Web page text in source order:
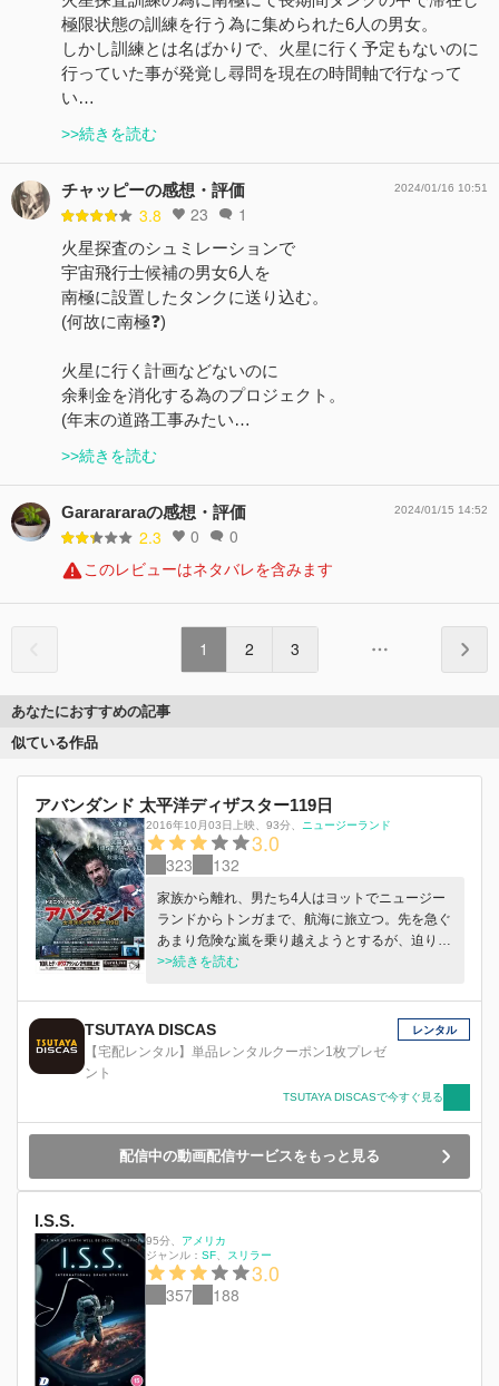
極限状態の訓練を行う為に集められた6人の男女。
しかし訓練とは名ばかりで、火星に行く予定もないのに
行っていた事が発覚し尋問を現在の時間軸で行なって
い…
>>続きを読む
チャッピーの感想・評価
3.8 23 1
2024/01/16 10:51
火星探査のシュミレーションで
宇宙飛行士候補の男女6人を
南極に設置したタンクに送り込む。
(何故に南極❓)
火星に行く計画などないのに
余剰金を消化する為のプロジェクト。
(年末の道路工事みたい…
>>続きを読む
Gararararaの感想・評価
2.3 0 0
2024/01/15 14:52
このレビューはネタバレを含みます
1 2 3
あなたにおすすめの記事
似ている作品
アバンダンド 太平洋ディザスター119日
2016年10月03日上映 93分 ニュージーランド
3.0
323 132
家族から離れ、男たち4人はヨットでニュージー
ランドからトンガまで、航海に旅立つ。先を急ぐ
あまり危険な嵐を乗り越えようとするが、迫りく
る強大な嵐の脅威にパニックを起こし、ついには
4 人は、ヨット上で助けを待つことに。一方、家
族らは4人からの連絡が無い事に不安を覚え、懸
命の捜索活動を行う。しかし一向に手掛かりはな
間から見捨てられたことも知らず、雨露をしのぎ
ながら、魚を捕って飢えを凌ぎ、家族のもとに戻
って、お互いにいがみ合うようになってゆく。果
できるのだろうか―。
>>続きを読む
TSUTAYA DISCAS
【宅配レンタル】単品レンタルクーポン1枚プレゼ
ント
レンタル
TSUTAYA DISCASで今すぐ見る
配信中の動画配信サービスをもっと見る
I.S.S.
95分
アメリカ
ジャンル： SF スリラー
3.0
357 188